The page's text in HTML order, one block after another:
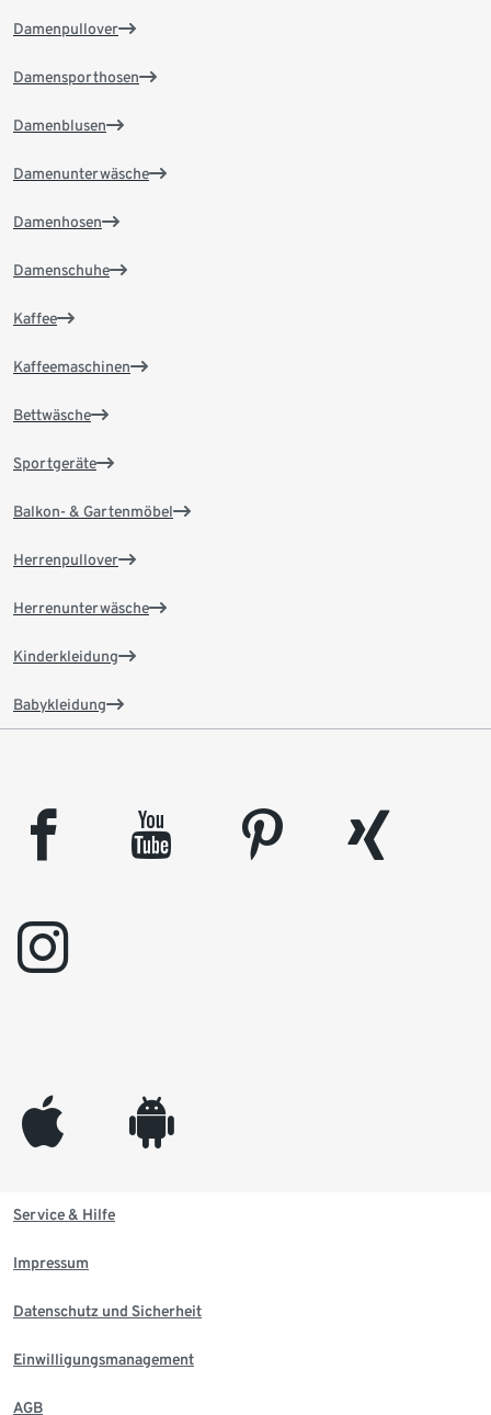
Damenpullover
Damensporthosen
Damenblusen
Damenunterwäsche
Damenhosen
Damenschuhe
Kaffee
Kaffeemaschinen
Bettwäsche
Sportgeräte
Balkon- & Gartenmöbel
Herrenpullover
Herrenunterwäsche
Kinderkleidung
Babykleidung
facebook youtube pinterest
xing
instagram
appleinc android
Service & Hilfe
Impressum
Datenschutz und Sicherheit
Einwilligungsmanagement
AGB